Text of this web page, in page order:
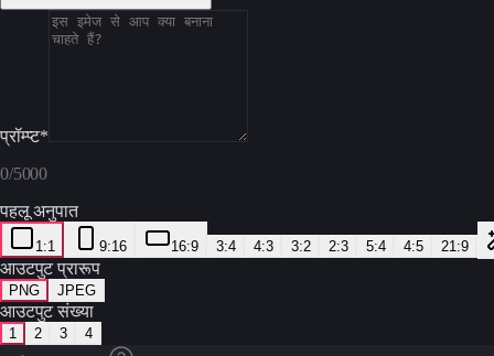
प्रॉम्प्ट*
0/5000
पहलू अनुपात
1:1 9:16 16:9 3:4 4:3 3:2 2:3 5:4 4:5 21:9
आउटपुट प्रारूप
PNG JPEG
आउटपुट संख्या
1 2 3 4